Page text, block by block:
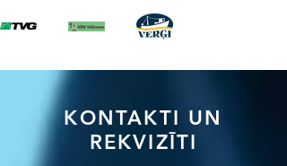
KONTAKTI UN
REKVIZĪTI